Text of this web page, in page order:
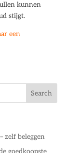
kunnen
stijgt.
een
zelf beleggen
goedkoopste